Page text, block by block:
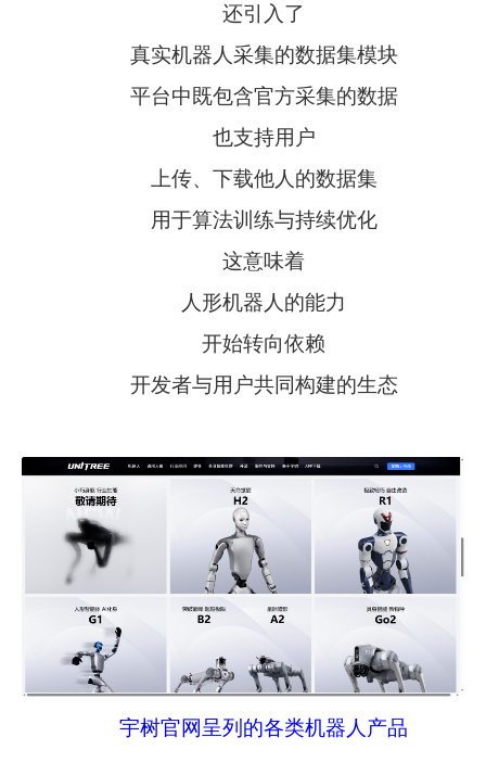
还引入了
真实机器人采集的数据集模块
平台中既包含官方采集的数据
也支持用户
上传、下载他人的数据集
用于算法训练与持续优化
这意味着
人形机器人的能力
开始转向依赖
开发者与用户共同构建的生态
宇树官网呈列的各类机器人产品